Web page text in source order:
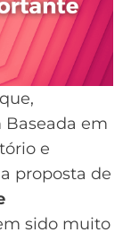
Baseada em
e
proposta de
sido muito